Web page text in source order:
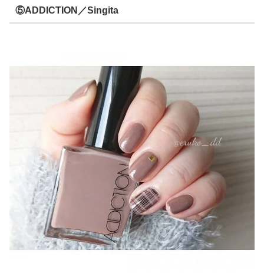
⑤ADDICTION／Singita